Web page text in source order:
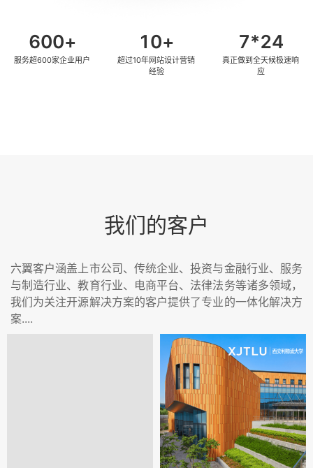
600
服务超600家企业用户
10
超过10年网站设计营销
经验
7
真正做到全天候极速响
应
我们的客户
六翼客户涵盖上市公司、传统企业、投资与金融行业、服务
与制造行业、教育行业、电商平台、法律法务等诸多领域，
我们为关注开源解决方案的客户提供了专业的一体化解决方
案....